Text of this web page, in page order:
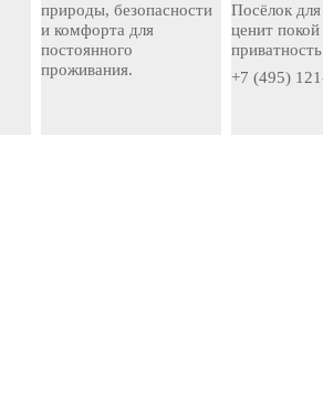
природы, безопасности
и комфорта для
постоянного
проживания.
Посёлок
ценит
приватность
+7 (495)